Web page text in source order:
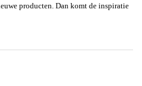
producten. Dan komt de inspiratie